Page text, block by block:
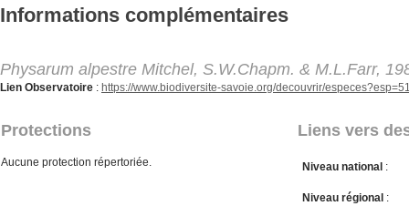
Aller au contenu principal
Informations complémentaires
Physarum alpestre Mitchel, S.W.Chapm. & M.L.Farr,
Lien Observatoire : https://www.biodiversite-savoie.org/decouvrir/
Protections Liens vers
Aucune protection répertoriée. Niveau national :
Niveau régional :